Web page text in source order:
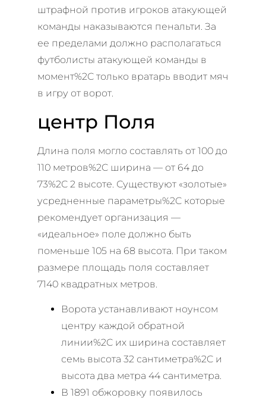
штрафной против игроков атакующей
команды наказываются пенальти. За
ее пределами должно располагаться
футболисты атакующей команды в
момент%2C только вратарь вводит мяч
в игру от ворот.
центр Поля
Длина поля могло составлять от 100 до
110 метров%2C ширина — от 64 до
73%2C 2 высоте. Существуют «золотые»
усредненные параметры%2C которые
рекомендует организация —
«идеальное» поле должно быть
поменьше 105 на 68 высота. При таком
размере площадь поля составляет
7140 квадратных метров.
Ворота устанавливают ноунсом
центру каждой обратной
линии%2C их ширина составляет
семь высота 32 сантиметра%2C и
высота два метра 44 сантиметра.
В 1891 обжоровку появилось